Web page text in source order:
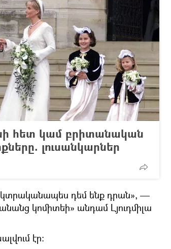
հետ կամ բրիտանական
լուսանկարներ
կտրականապես դեմ ենք դրան», —
կոմիտեի» անդամ Լյուդմիլա
էր։